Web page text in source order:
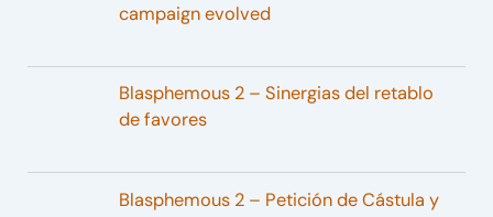
campaign evolved
Blasphemous 2 – Sinergias del retablo
de favores
Blasphemous 2 – Petición de Cástula y